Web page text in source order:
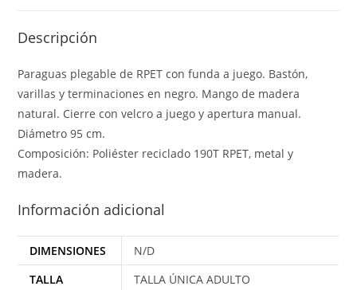
Descripción
Paraguas plegable de RPET con funda a juego. Bastón,
varillas y terminaciones en negro. Mango de madera
natural. Cierre con velcro a juego y apertura manual.
Diámetro 95 cm.
Composición: Poliéster reciclado 190T RPET, metal y
madera.
Información adicional
DIMENSIONES
N/D
TALLA
TALLA ÚNICA ADULTO